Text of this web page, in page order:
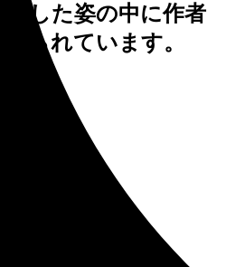
した姿の中に作者
られています。